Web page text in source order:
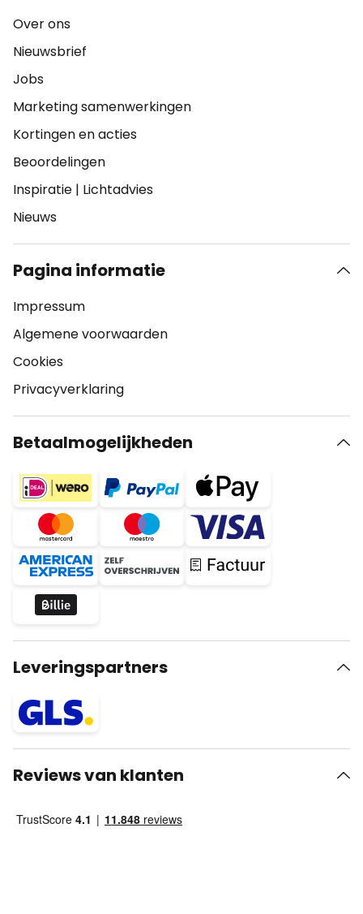
Over ons
Nieuwsbrief
Jobs
Marketing samenwerkingen
Kortingen en acties
Beoordelingen
Inspiratie | Lichtadvies
Nieuws
Pagina informatie
Impressum
Algemene voorwaarden
Cookies
Privacyverklaring
Betaalmogelijkheden
Leveringspartners
Reviews van klanten